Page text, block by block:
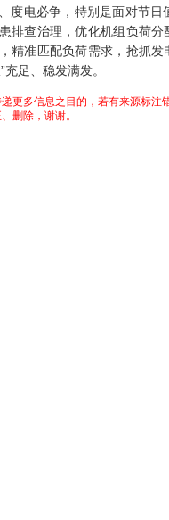
度电必争，特别是面对节
排查治理，优化机组负荷
精准匹配负荷需求，抢抓
足、稳发满发。
更多信息之目的，若有来源标
删除，谢谢。